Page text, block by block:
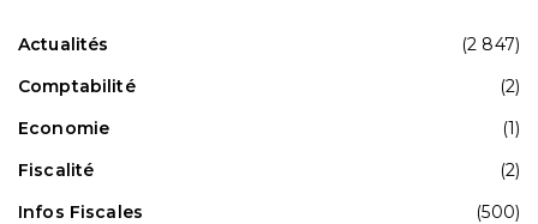
Actualités
(2 847)
Comptabilité
(2)
Economie
(1)
Fiscalité
(2)
Infos Fiscales
(500)